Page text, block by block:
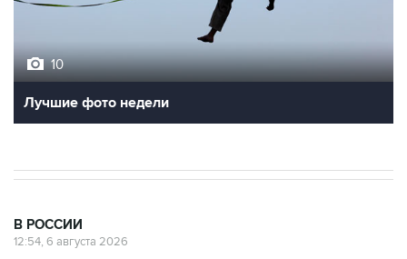
10
Лучшие фото недели
В РОССИИ
12:54, 6 августа 2026